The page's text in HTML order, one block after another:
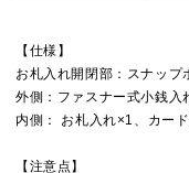
【仕様】
お札入れ開閉部：スナップ
外側：ファスナー式小銭
内側： お札入れ×1、カー
【注意点】